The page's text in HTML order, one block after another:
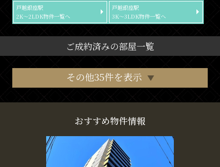
戸越銀座駅
2K～2LDK物件一覧へ
戸越銀座駅
3K～3LDK物件一覧へ
ご成約済みの部屋一覧
その他35件を表示
おすすめ物件情報